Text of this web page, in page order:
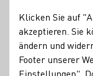
24.06.22
Die Deutsche
16. Deutsch-
"Golden Hour" mit
Klicken Sie auf
akzeptieren. Sie
ändern und
Footer unserer
Einstellungen".